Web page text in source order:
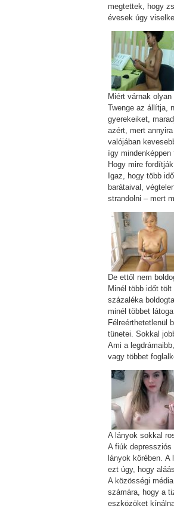
megtettek, hogy
évesek úgy
Miért várnak
Twenge az állítja,
gyerekeiket,
azért, mert
valójában
így
Hogy mire
Igaz, hogy több
barátaival,
strandolni – mert
De ettől nem
Minél több időt
százaléka
minél többet
Félreérthetetlenül
tünetei. Sokkal
Ami a
vagy többet
A lányok sokkal
A fiúk
lányok körében.
ezt úgy, hogy
A közösségi
számára, hogy a
eszközöket